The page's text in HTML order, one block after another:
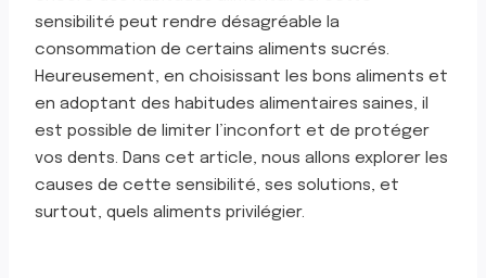
sensibilité peut rendre désagréable la
consommation de certains aliments sucrés.
Heureusement, en choisissant les bons aliments et
en adoptant des habitudes alimentaires saines, il
est possible de limiter l’inconfort et de protéger
vos dents. Dans cet article, nous allons explorer les
causes de cette sensibilité, ses solutions, et
surtout, quels aliments privilégier.